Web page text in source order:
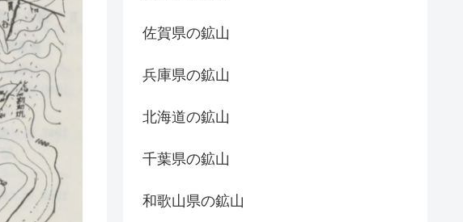
佐賀県の鉱山
兵庫県の鉱山
北海道の鉱山
千葉県の鉱山
和歌山県の鉱山